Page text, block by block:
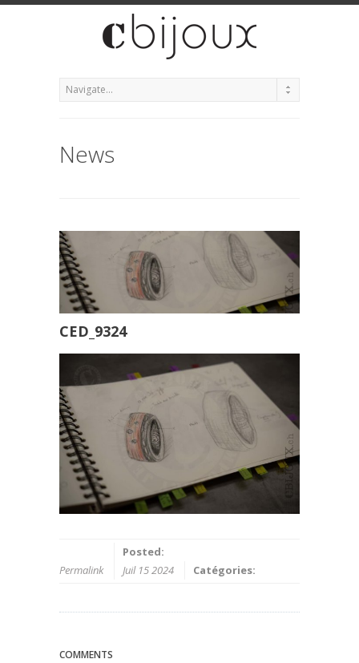
News
CED_9324
Permalink
Posted:
Juil 15 2024
Catégories:
COMMENTS